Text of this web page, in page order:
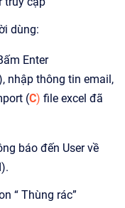
dùng:
Enter
nhập thông tin email,
(C) file excel đã
báo đến User về
“ Thùng rác”